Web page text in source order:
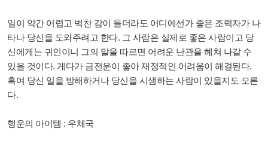
일이 약간 어렵고 벅찬 감이 들더라도 어디에선가 좋은 조력자가 나
타나 당신을 도와주려고 한다. 그 사람은 실제로 좋은 사람이고 당
신에게는 귀인이니 그의 말을 따르면 어려운 난관을 헤쳐 나갈 수
있을 것이다. 게다가 금전운이 좋아 재정적인 어려움이 해결된다.
혹여 당신 일을 방해하거나 당신을 시샘하는 사람이 있을지도 모른
다.
행운의 아이템 : 우체국